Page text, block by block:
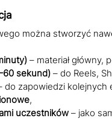
można stworzyć
– materiał główny,
sekund) – do Reels,
do zapowiedzi kolejnych
,
uczestników – jako